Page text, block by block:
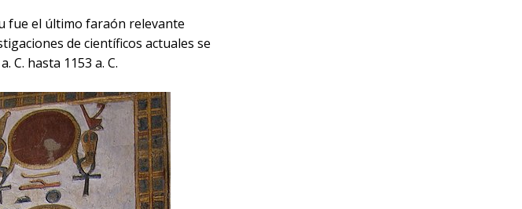
​fue el último faraón relevante
de científicos actuales se
C. hasta 1153 a. C.